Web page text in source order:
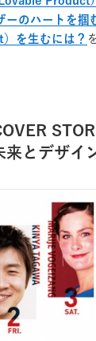
ーのハートを
を生むには？
来とデザイ